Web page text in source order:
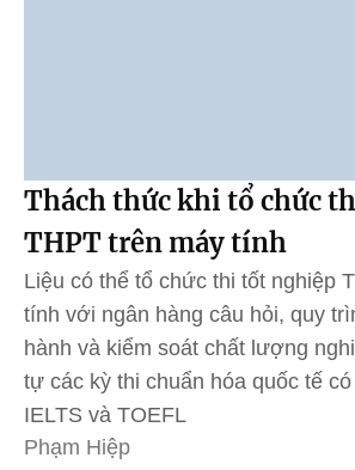
Thách thức khi tổ chức
THPT trên máy tính
Liệu có thể tổ chức thi tốt nghiệp
tính với ngân hàng câu hỏi, quy
hành và kiểm soát chất lượng
tự các kỳ thi chuẩn hóa quốc tế
IELTS và TOEFL
Phạm Hiệp